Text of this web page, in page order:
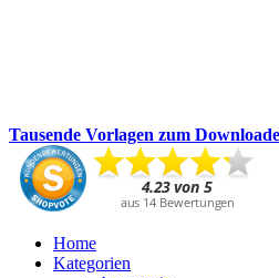
Tausende Vorlagen zum
Home
Kategorien